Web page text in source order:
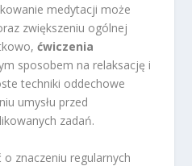
medytacji może
zwiększeniu ogólnej
ćwiczenia
sposobem na relaksację i
techniki oddechowe
umysłu przed
zadań.
znaczeniu regularnych